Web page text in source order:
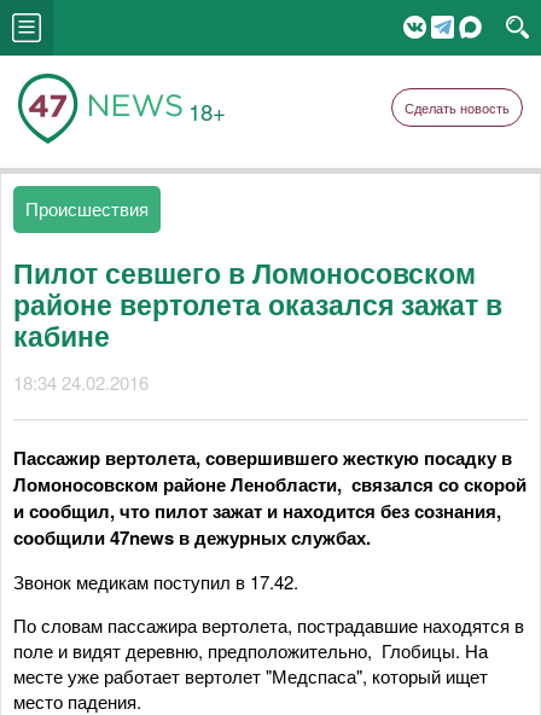
18+ Сделать новость
Происшествия
Пилот севшего в Ломоносовском
районе вертолета оказался зажат в
кабине
18:34 24.02.2016
Пассажир вертолета, совершившего жесткую посадку в
Ломоносовском районе Ленобласти, связался со скорой
и сообщил, что пилот зажат и находится без сознания,
сообщили 47news в дежурных службах.
Звонок медикам поступил в 17.42.
По словам пассажира вертолета, пострадавшие находятся в
поле и видят деревню, предположительно, Глобицы. На
месте уже работает вертолет "Медспаса", который ищет
место падения.